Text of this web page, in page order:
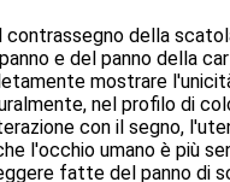
contrassegno della
e del panno della
mostrare
nel profilo di
con il segno,
l'occhio umano è più
fatte del panno di